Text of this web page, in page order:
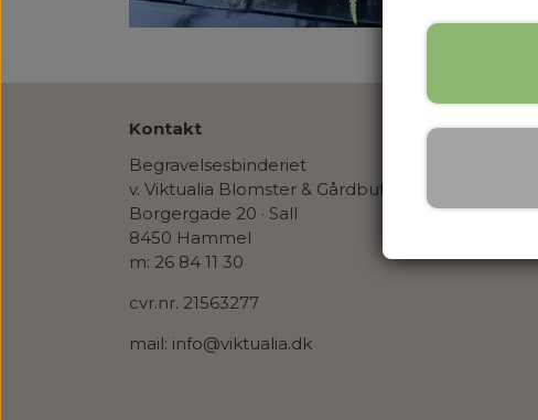
Kontakt
Begravelsesbinderiet
v. Viktualia Blomster & Gårdbutik
Borgergade 20 · Sall
8450 Hammel
m: 26 84 11 30
cvr.nr. 21563277
mail: info@viktualia.dk